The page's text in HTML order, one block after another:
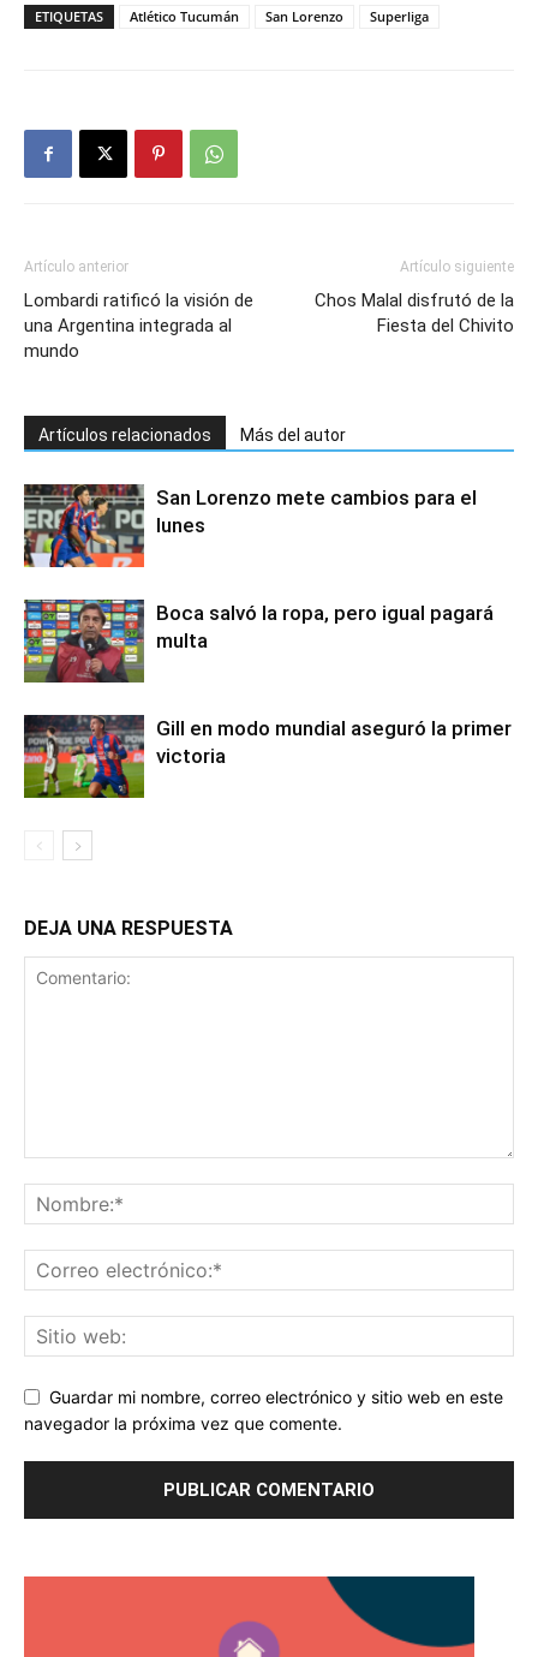
ETIQUETAS Atlético Tucumán San Lorenzo Superliga
Artículo anterior
Lombardi ratificó la visión de
una Argentina integrada al
mundo
Artículo siguiente
Chos Malal disfrutó de la
Fiesta del Chivito
Artículos relacionados Más del autor
San Lorenzo mete cambios para el
lunes
Boca salvó la ropa, pero igual pagará
multa
Gill en modo mundial aseguró la primer
victoria
DEJA UNA RESPUESTA
Guardar mi nombre, correo electrónico y sitio web en este
navegador la próxima vez que comente.